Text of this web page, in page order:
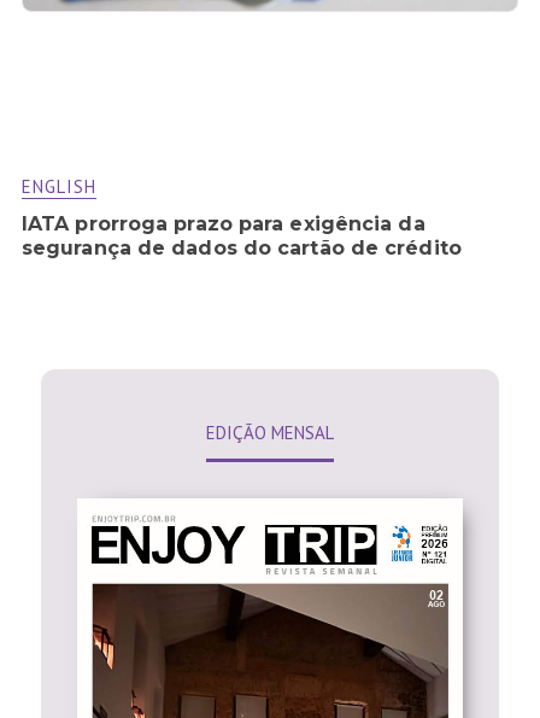
ENGLISH
IATA prorroga prazo para exigência da
segurança de dados do cartão de crédito
EDIÇÃO MENSAL